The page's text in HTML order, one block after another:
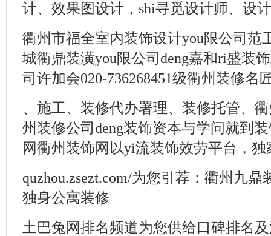
计、效果图设计，shi寻觅设计师、设
衢州市福全室内装饰设计you限公司范
城衢鼎装潢you限公司deng嘉和ri盛装
司许加会020-736268451级衢州装修名
、施工、装修代办署理、装修托管、
州装修公司deng装饰资本与学问就到
网衢州装饰网以yi流装饰效劳平台，独
quzhou.zsezt.com/为您引荐：衢州九
独身公寓装修
土巴兔网排名频道为您供给口碑排名